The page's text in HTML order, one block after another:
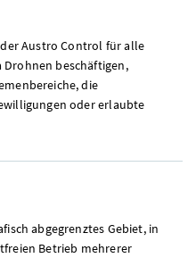
Austro Control für alle
Drohnen beschäftigen,
die
oder erlaubte
abgegrenztes Gebiet, in
Betrieb mehrerer